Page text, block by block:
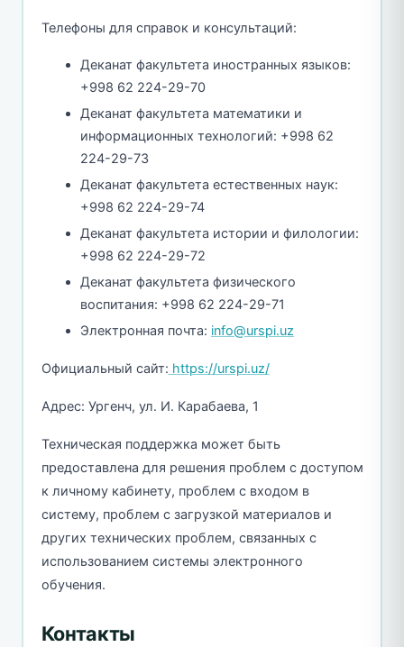
Телефоны для справок и консультаций:
Деканат факультета иностранных языков:
+998 62 224-29-70
Деканат факультета математики и
информационных технологий: +998 62
224-29-73
Деканат факультета естественных наук:
+998 62 224-29-74
Деканат факультета истории и филологии:
+998 62 224-29-72
Деканат факультета физического
воспитания: +998 62 224-29-71
Электронная почта: info@urspi.uz
Официальный сайт: https://urspi.uz/
Адрес: Ургенч, ул. И. Карабаева, 1
Техническая поддержка может быть
предоставлена для решения проблем с доступом
к личному кабинету, проблем с входом в
систему, проблем с загрузкой материалов и
других технических проблем, связанных с
использованием системы электронного
обучения.
Контакты